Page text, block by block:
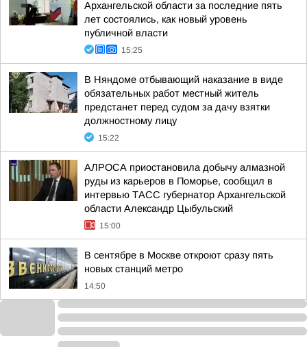
Архангельской области за последние пять
лет состоялись, как новый уровень
публичной власти
15:25
В Няндоме отбывающий наказание в виде
обязательных работ местный житель
предстанет перед судом за дачу взятки
должностному лицу
15:22
АЛРОСА приостановила добычу алмазной
руды из карьеров в Поморье, сообщил в
интервью ТАСС губернатор Архангельской
области Александр Цыбульский
15:00
В сентябре в Москве откроют сразу пять
новых станций метро
14:50